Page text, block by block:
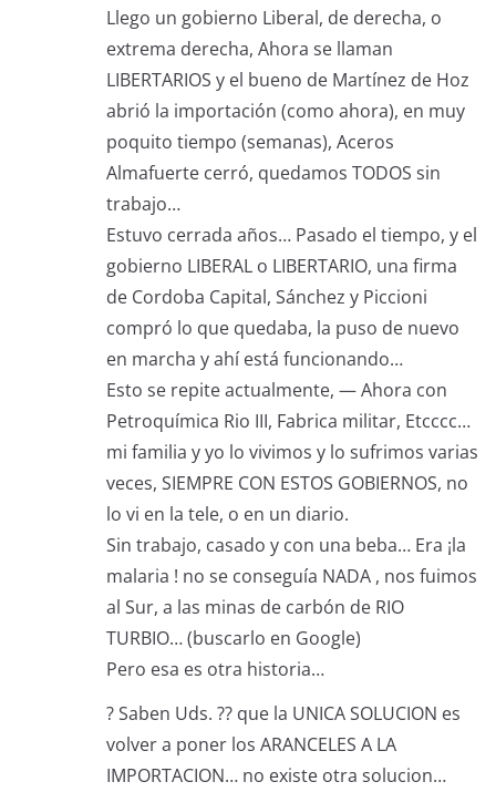
Llego un gobierno Liberal, de derecha, o
extrema derecha, Ahora se llaman
LIBERTARIOS y el bueno de Martínez de Hoz
abrió la importación (como ahora), en muy
poquito tiempo (semanas), Aceros
Almafuerte cerró, quedamos TODOS sin
trabajo…
Estuvo cerrada años… Pasado el tiempo, y el
gobierno LIBERAL o LIBERTARIO, una firma
de Cordoba Capital, Sánchez y Piccioni
compró lo que quedaba, la puso de nuevo
en marcha y ahí está funcionando…
Esto se repite actualmente, — Ahora con
Petroquímica Rio III, Fabrica militar, Etcccc…
mi familia y yo lo vivimos y lo sufrimos varias
veces, SIEMPRE CON ESTOS GOBIERNOS, no
lo vi en la tele, o en un diario.
Sin trabajo, casado y con una beba… Era ¡la
malaria ! no se conseguía NADA , nos fuimos
al Sur, a las minas de carbón de RIO
TURBIO… (buscarlo en Google)
Pero esa es otra historia…
? Saben Uds. ?? que la UNICA SOLUCION es
volver a poner los ARANCELES A LA
IMPORTACION… no existe otra solucion…